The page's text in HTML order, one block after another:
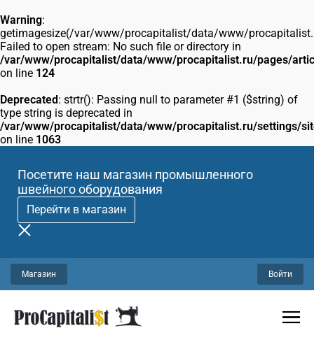
Warning:
getimagesize(/var/www/procapitalist/data/www/
Failed to open stream: No such file or directory in
/var/www/procapitalist/data/www/procapitalist.ru/pages/
on line 124
Deprecated: strtr(): Passing null to parameter #1 ($string) of
type string is deprecated in
/var/www/procapitalist/data/www/procapitalist.ru/settings/
on line 1063
Посетите наш магазин промышленного
швейного оборудования
Перейти в магазин
Магазин Войти